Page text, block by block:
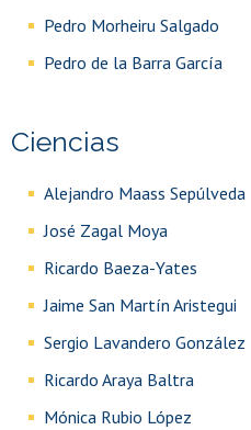
Pedro Morheiru Salgado
Pedro de la Barra García
Ciencias
Alejandro Maass Sepúlveda
José Zagal Moya
Ricardo Baeza-Yates
Jaime San Martín Aristegui
Sergio Lavandero González
Ricardo Araya Baltra
Mónica Rubio López